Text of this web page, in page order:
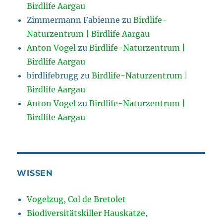
Birdlife Aargau
Zimmermann Fabienne zuBirdlife-
Naturzentrum | Birdlife Aargau
Anton Vogel zuBirdlife-Naturzentrum |
Birdlife Aargau
birdlifebrugg zuBirdlife-Naturzentrum |
Birdlife Aargau
Anton Vogel zuBirdlife-Naturzentrum |
Birdlife Aargau
WISSEN
Vogelzug, Col de Bretolet
Biodiversitätskiller Hauskatze,